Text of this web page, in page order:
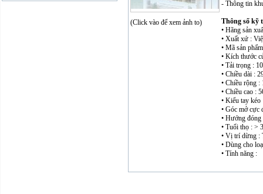
(Click vào để xem ảnh to)
- Thông tin
Thông số kỹ
• Hãng sản
• Xuất xứ :
• Mã sản
• Kích thước
• Tải trọng :
• Chiều dài :
• Chiều rộng :
• Chiều cao :
• Kiểu tay
• Góc mở cực
• Hướng
• Tuổi thọ : >
• Vị trí dừng :
• Dùng cho
• Tính năng :